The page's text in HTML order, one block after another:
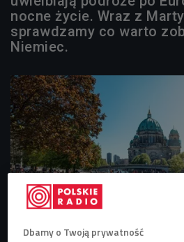
nocne życie. Wraz z
sprawdzamy co warto
Niemiec.
Dbamy o Twoją prywatność